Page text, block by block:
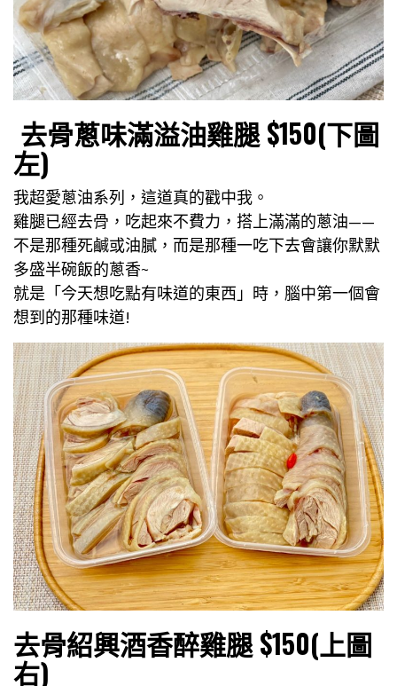
去骨蔥味滿溢油雞腿 $150(下圖
左)
我超愛蔥油系列，這道真的戳中我。
雞腿已經去骨，吃起來不費力，搭上滿滿的蔥油——
不是那種死鹹或油膩，而是那種一吃下去會讓你默默
多盛半碗飯的蔥香~
就是「今天想吃點有味道的東西」時，腦中第一個會
想到的那種味道!
去骨紹興酒香醉雞腿 $150(上圖
右)